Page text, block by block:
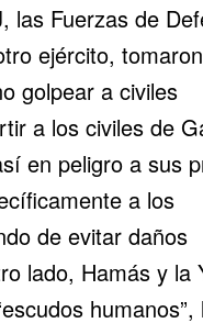
las Fuerzas de
ejército, tomaron
golpear a civiles
a los civiles de
en peligro a sus
a los
de evitar daños
lado, Hamás y la
humanos”,